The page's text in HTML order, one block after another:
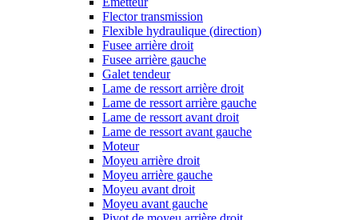
Flector transmission
Flexible hydraulique (direction)
Fusee arrière droit
Fusee arrière gauche
Galet tendeur
Lame de ressort arrière droit
Lame de ressort arrière gauche
Lame de ressort avant droit
Lame de ressort avant gauche
Moteur
Moyeu arrière droit
Moyeu arrière gauche
Moyeu avant droit
Moyeu avant gauche